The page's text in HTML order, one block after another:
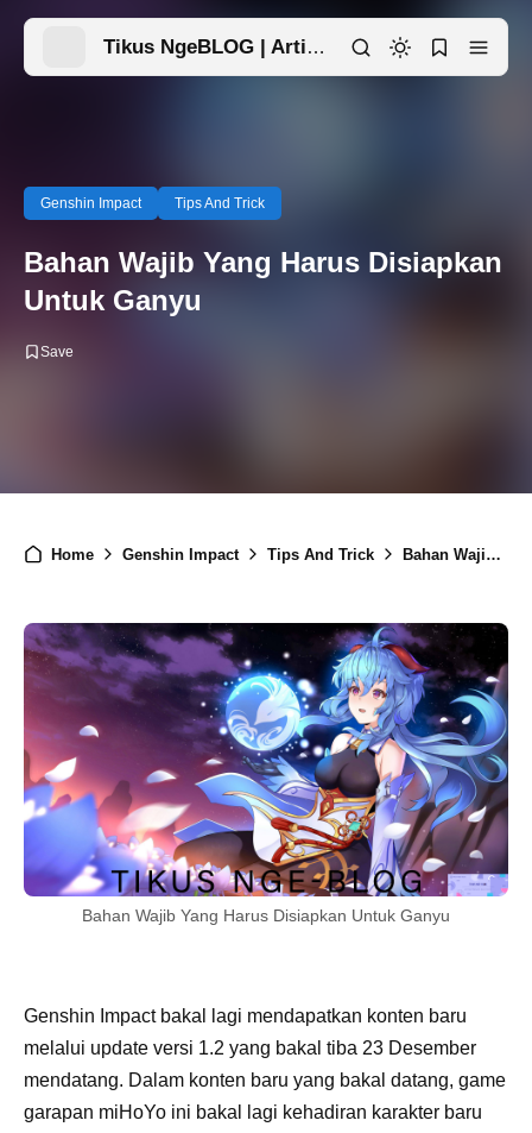
Tikus NgeBLOG | Artikel Menarik Ada Disini
Genshin Impact Tips And Trick
Bahan Wajib Yang Harus Disiapkan
Untuk Ganyu
Home Genshin Impact Tips And Trick Bahan Wajib Yang Harus Disiapkan Untuk Ganyu
Bahan Wajib Yang Harus Disiapkan Untuk Ganyu
Genshin Impact bakal lagi mendapatkan konten baru
melalui update versi 1.2 yang bakal tiba 23 Desember
mendatang. Dalam konten baru yang bakal datang, game
garapan miHoYo ini bakal lagi kehadiran karakter baru